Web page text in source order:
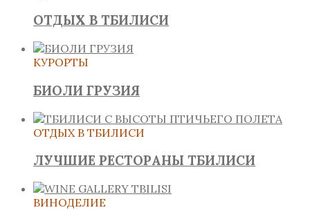
ОТДЫХ В ТБИЛИСИ
КУРОРТЫ
БИОЛИ ГРУЗИЯ
ОТДЫХ В ТБИЛИСИ
ЛУЧШИЕ РЕСТОРАНЫ ТБИЛИСИ
ВИНОДЕЛИЕ